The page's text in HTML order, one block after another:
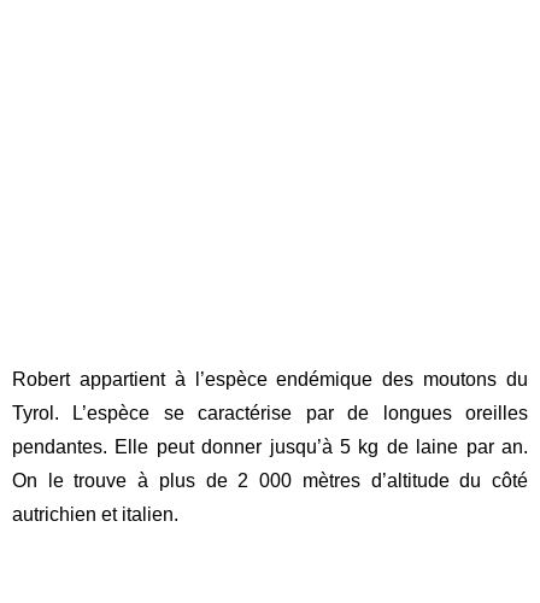
Robert appartient à l’espèce endémique des moutons du
Tyrol. L’espèce se caractérise par de longues oreilles
pendantes. Elle peut donner jusqu’à 5 kg de laine par an.
On le trouve à plus de 2 000 mètres d’altitude du côté
autrichien et italien.